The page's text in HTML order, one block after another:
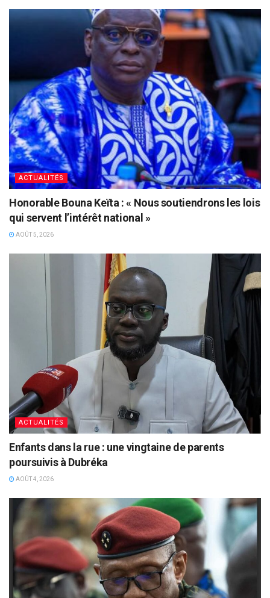
ACTUALITÉS
Honorable Bouna Keïta : « Nous soutiendrons les lois
qui servent l’intérêt national »
AOÛT 5, 2026
ACTUALITÉS
Enfants dans la rue : une vingtaine de parents
poursuivis à Dubréka
AOÛT 4, 2026